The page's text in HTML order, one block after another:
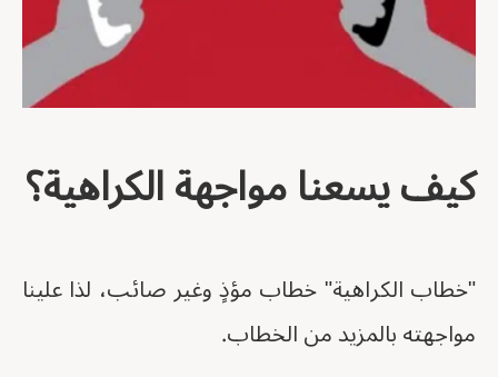
كيف يسعنا مواجهة الكراهية؟
"خطاب الكراهية" خطاب مؤذٍ وغير صائب، لذا علينا
مواجهته بالمزيد من الخطاب.